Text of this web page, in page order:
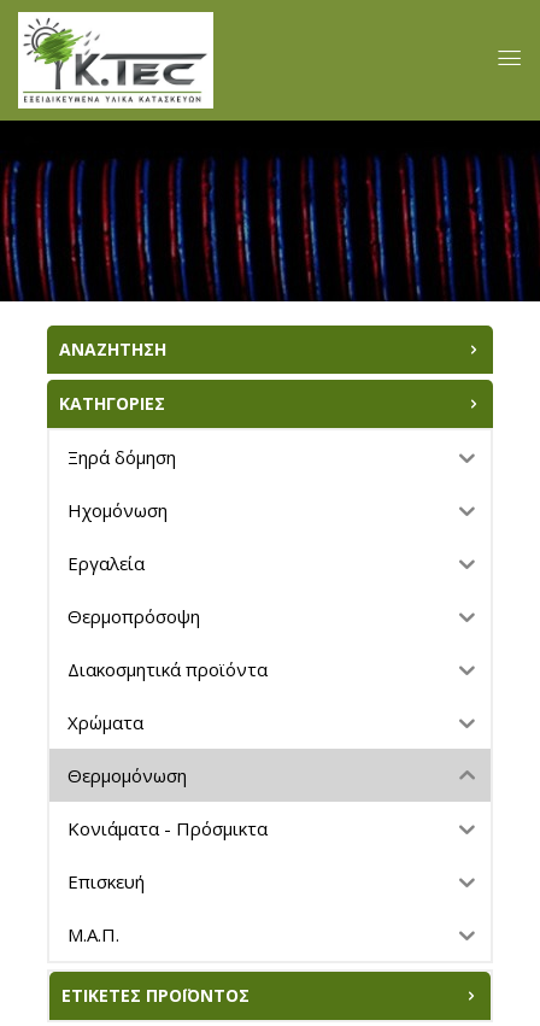
ΑΝΑΖΗΤΗΣΗ
ΚΑΤΗΓΟΡΙΕΣ
Ξηρά δόμηση
Ηχομόνωση
Εργαλεία
Θερμοπρόσοψη
Διακοσμητικά προϊόντα
Χρώματα
Θερμομόνωση
Κονιάματα - Πρόσμικτα
Επισκευή
Μ.Α.Π.
ΕΤΙΚΈΤΕΣ ΠΡΟΪΌΝΤΟΣ